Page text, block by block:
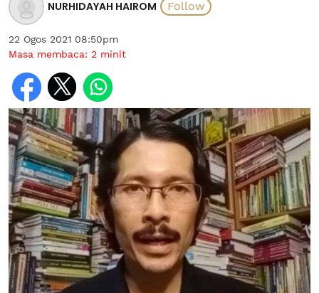
NURHIDAYAH HAIROM
22 Ogos 2021 08:50pm
Masa membaca: 2 minit